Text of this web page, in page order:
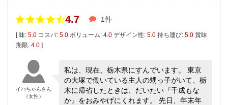
4.7 1件
[ 味: 5.0 コスパ: 5.0 ボリューム: 4.0 デザイン性: 5.0 持ち運び: 5.0 賞味
期限: 4.0 ]
イハちゃんさん
（女性）
私は、現在、栃木県にすんでいます。 東京
の大塚で働いている主人の甥っ子がいて、栃
木に帰省したときは、だいたい『千成もな
か』をおみやげにくれます。 先日、年末年